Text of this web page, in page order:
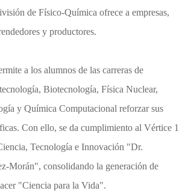
de Físico-Química ofrece a empresas,
y productores.
a los alumnos de las carreras de
Biotecnología, Física Nuclear,
y Química Computacional reforzar sus
Con ello, se da cumplimiento al Vértice 1
Tecnología e Innovación "Dr.
Morán", consolidando la generación de
"Ciencia para la Vida".